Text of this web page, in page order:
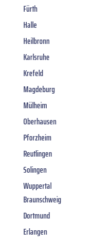
Fürth
Halle
Heilbronn
Karlsruhe
Krefeld
Magdeburg
Mülheim
Oberhausen
Pforzheim
Reutlingen
Solingen
Wuppertal
Braunschweig
Dortmund
Erlangen